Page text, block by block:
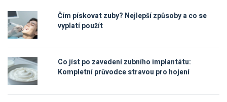
Čím pískovat zuby? Nejlepší způsoby a co se
vyplatí použít
Co jíst po zavedení zubního implantátu:
Kompletní průvodce stravou pro hojení